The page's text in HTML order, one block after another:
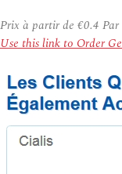
Prix à partir de €0.4
Use this link to Order